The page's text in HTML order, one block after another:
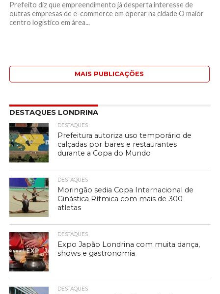
Prefeito diz que empreendimento já desperta interesse de
outras empresas de e-commerce em operar na cidade O maior
centro logístico em área...
MAIS PUBLICAÇÕES
DESTAQUES LONDRINA
DESTAQUES
Prefeitura autoriza uso temporário de
calçadas por bares e restaurantes
durante a Copa do Mundo
DESTAQUES
Moringão sedia Copa Internacional de
Ginástica Rítmica com mais de 300
atletas
DESTAQUES
Expo Japão Londrina com muita dança,
shows e gastronomia
DESTAQUES